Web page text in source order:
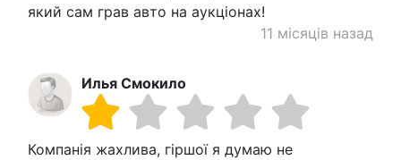
який сам грав авто на аукціонах!
11 місяців назад
Илья Смокило
Компанія жахлива, гіршої я думаю не